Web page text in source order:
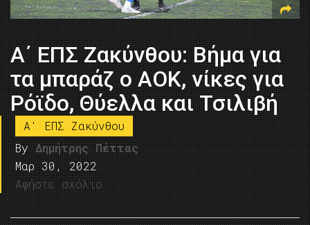
Α΄ ΕΠΣ Ζακύνθου: Βήμα για
τα μπαράζ ο ΑΟΚ, νίκες για
Ρόϊδο, Θύελλα και Τσιλιβή
A' ΕΠΣ Ζακύνθου
By Δημήτρης Πέττας
Μαρ 30, 2022
Αφήστε σχόλιο